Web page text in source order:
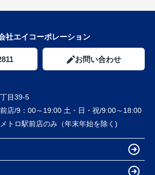
社エイコーポレーション
お問い合わせ
目39-5
前店/9：00～19:00 土・日・祝/9:00～18:00
トロ駅前店のみ（年末年始を除く)